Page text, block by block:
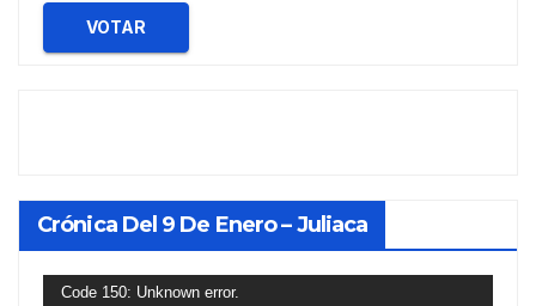
VOTAR
Crónica Del 9 De Enero – Juliaca
Reproductor
Code 150: Unknown error.